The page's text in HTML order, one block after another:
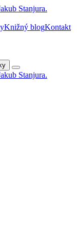
Knižný blogKontakt